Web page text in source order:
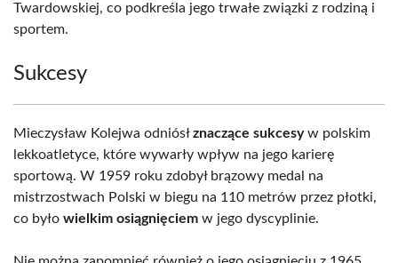
Twardowskiej, co podkreśla jego trwałe związki z rodziną i
sportem.
Sukcesy
Mieczysław Kolejwa odniósłznaczące sukcesyw polskim
lekkoatletyce, które wywarły wpływ na jego karierę
sportową. W 1959 roku zdobył brązowy medal na
mistrzostwach Polski w biegu na 110 metrów przez płotki,
co było wielkim osiągnięciem w jego dyscyplinie.